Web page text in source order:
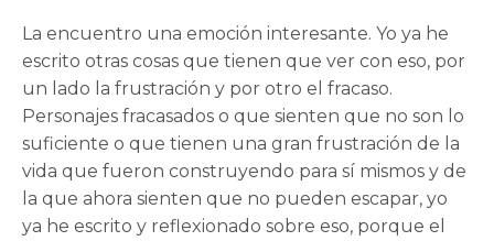
La encuentro una emoción interesante. Yo ya he
escrito otras cosas que tienen que ver con eso, por
un lado la frustración y por otro el fracaso.
Personajes fracasados o que sienten que no son lo
suficiente o que tienen una gran frustración de la
vida que fueron construyendo para sí mismos y de
la que ahora sienten que no pueden escapar, yo
ya he escrito y reflexionado sobre eso, porque el